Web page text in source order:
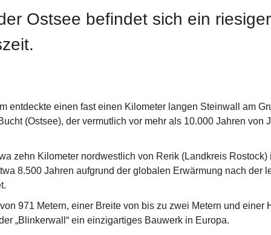
Ostsee befindet sich ein
entdeckte einen fast einen Kilometer langen Steinwall am
(Ostsee), der vermutlich vor mehr als 10.000 Jahren von
zehn Kilometer nordwestlich von Rerik (Landkreis Rostock)
8.500 Jahren aufgrund der globalen Erwärmung nach der
971 Metern, einer Breite von bis zu zwei Metern und einer
„Blinkerwall“ ein einzigartiges Bauwerk in Europa.